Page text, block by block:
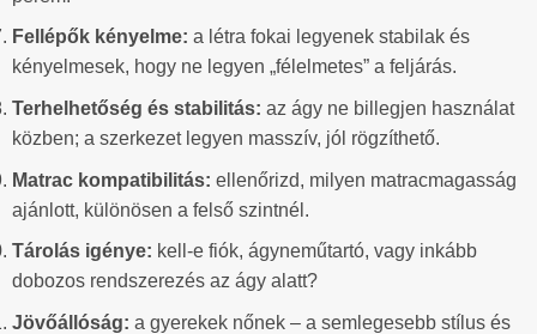
Fellépők kényelme: a létra fokai legyenek stabilak és
kényelmesek, hogy ne legyen „félelmetes” a feljárás.
Terhelhetőség és stabilitás: az ágy ne billegjen használat
közben; a szerkezet legyen masszív, jól rögzíthető.
Matrac kompatibilitás: ellenőrizd, milyen matracmagasság
ajánlott, különösen a felső szintnél.
Tárolás igénye: kell-e fiók, ágyneműtartó, vagy inkább
dobozos rendszerezés az ágy alatt?
Jövőállóság: a gyerekek nőnek – a semlegesebb stílus és